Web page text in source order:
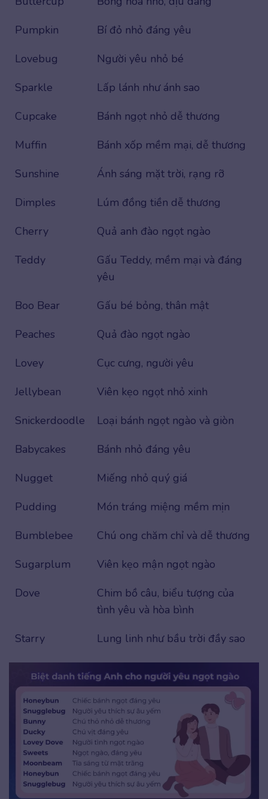
Pumpkin
Bí đỏ nhỏ đáng yêu
Lovebug
Người yêu nhỏ bé
Sparkle
Lấp lánh như ánh sao
Cupcake
Bánh ngọt nhỏ dễ thương
Muffin
Bánh xốp mềm mại, dễ thương
Sunshine
Ánh sáng mặt trời, rạng rỡ
Dimples
Lúm đồng tiền dễ thương
Cherry
Quả anh đào ngọt ngào
Teddy
Gấu Teddy, mềm mại và đáng
yêu
Boo Bear
Gấu bé bỏng, thân mật
Peaches
Quả đào ngọt ngào
Lovey
Cục cưng, người yêu
Jellybean
Viên kẹo ngọt nhỏ xinh
Snickerdoodle
Loại bánh ngọt ngào và giòn
Babycakes
Bánh nhỏ đáng yêu
Nugget
Miếng nhỏ quý giá
Pudding
Món tráng miệng mềm mịn
Bumblebee
Chú ong chăm chỉ và dễ thương
Sugarplum
Viên kẹo mận ngọt ngào
Dove
Chim bồ câu, biểu tượng của
tình yêu và hòa bình
Starry
Lung linh như bầu trời đầy sao